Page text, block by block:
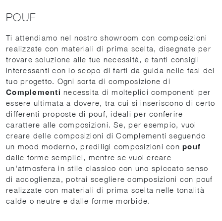
POUF
Ti attendiamo nel nostro showroom con composizioni
realizzate con materiali di prima scelta, disegnate per
trovare soluzione alle tue necessità, e tanti consigli
interessanti con lo scopo di farti da guida nelle fasi del
tuo progetto. Ogni sorta di composizione di
Complementi necessita di molteplici componenti per
essere ultimata a dovere, tra cui si inseriscono di certo
differenti proposte di pouf, ideali per conferire
carattere alle composizioni. Se, per esempio, vuoi
creare delle composizioni di Complementi seguendo
un mood moderno, prediligi composizioni con pouf
dalle forme semplici, mentre se vuoi creare
un'atmosfera in stile classico con uno spiccato senso
di accoglienza, potrai scegliere composizioni con pouf
realizzate con materiali di prima scelta nelle tonalità
calde o neutre e dalle forme morbide.